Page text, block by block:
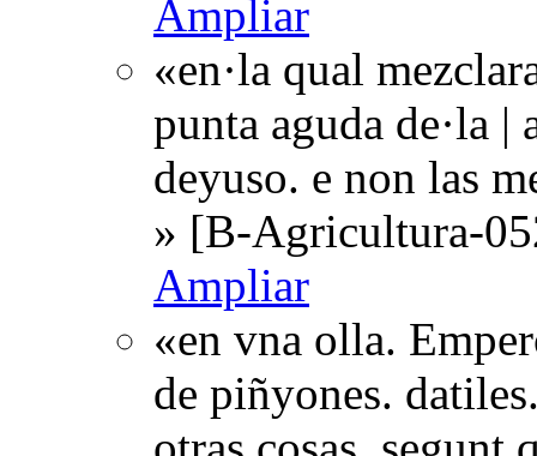
Ampliar
«en·la qual
punta aguda de·la |
deyuso. e non las
» [B-Agricultura-
Ampliar
«en vna olla.
de piñyones.